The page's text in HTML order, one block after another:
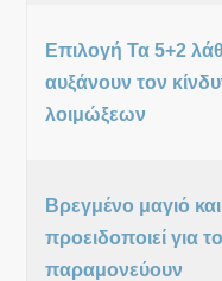
Επιλογή Τα 5+2
αυξάνουν τον
λοιμώξεων
Βρεγμένο μαγιό
προειδοποιεί για
παραμονεύουν